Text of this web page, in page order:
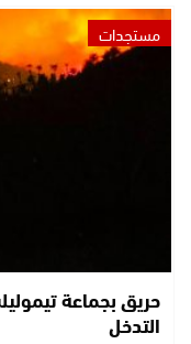
مستجدات
حريق بجماعة
التدخل